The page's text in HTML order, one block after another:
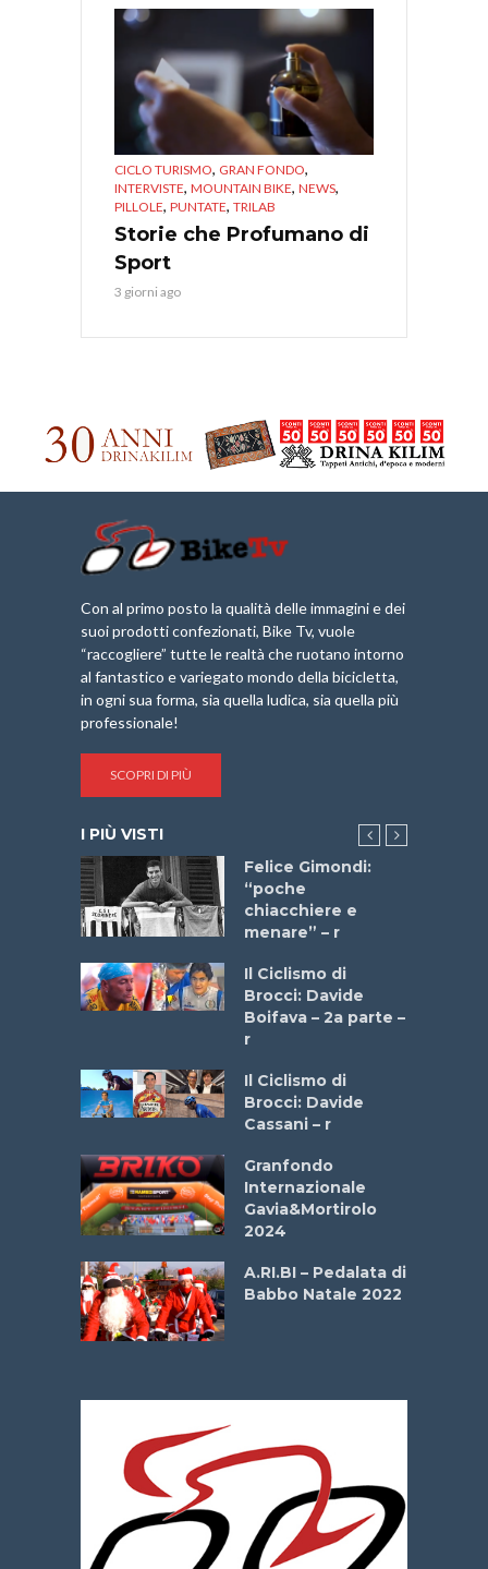
CICLO TURISMO, GRAN FONDO,
INTERVISTE, MOUNTAIN BIKE, NEWS,
PILLOLE, PUNTATE, TRILAB
Storie che Profumano di
Sport
3 giorni ago
Con al primo posto la qualità delle immagini e dei
suoi prodotti confezionati, Bike Tv, vuole
“raccogliere” tutte le realtà che ruotano intorno
al fantastico e variegato mondo della bicicletta,
in ogni sua forma, sia quella ludica, sia quella più
professionale!
SCOPRI DI PIÙ
I PIÙ VISTI
Felice Gimondi:
“poche
chiacchiere e
menare” – r
Il Ciclismo di
Brocci: Davide
Boifava – 2a parte –
r
Il Ciclismo di
Brocci: Davide
Cassani – r
Granfondo
Internazionale
Gavia&Mortirolo
2024
A.RI.BI – Pedalata di
Babbo Natale 2022